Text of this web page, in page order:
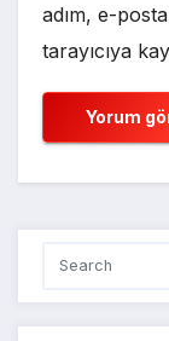
adım, e-
tarayıcıya